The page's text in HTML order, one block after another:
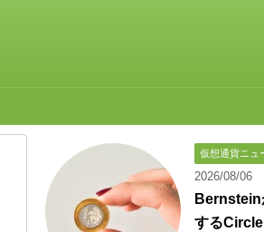
仮想通貨ニュ
2026/08/06
Bernstein
するCircle